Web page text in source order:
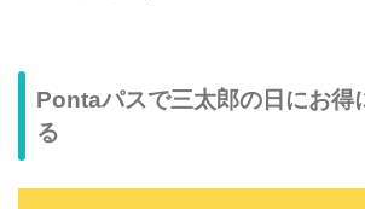
Pontaパスで三太郎の日にお得
る